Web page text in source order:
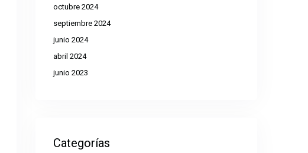
octubre 2024
septiembre 2024
junio 2024
abril 2024
junio 2023
Categorías